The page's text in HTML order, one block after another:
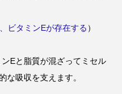
ビタミンEが存在する）
Eと脂質が混ざってミセル
な吸収を支えます。